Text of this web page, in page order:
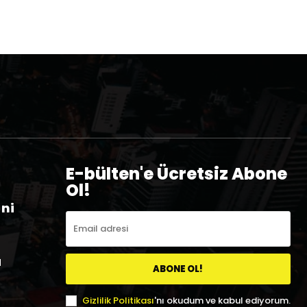
E-bülten'e Ücretsiz Abone
Ol!
ABONE OL!
Gizlilik Politikası'nı okudum ve kabul ediyorum.